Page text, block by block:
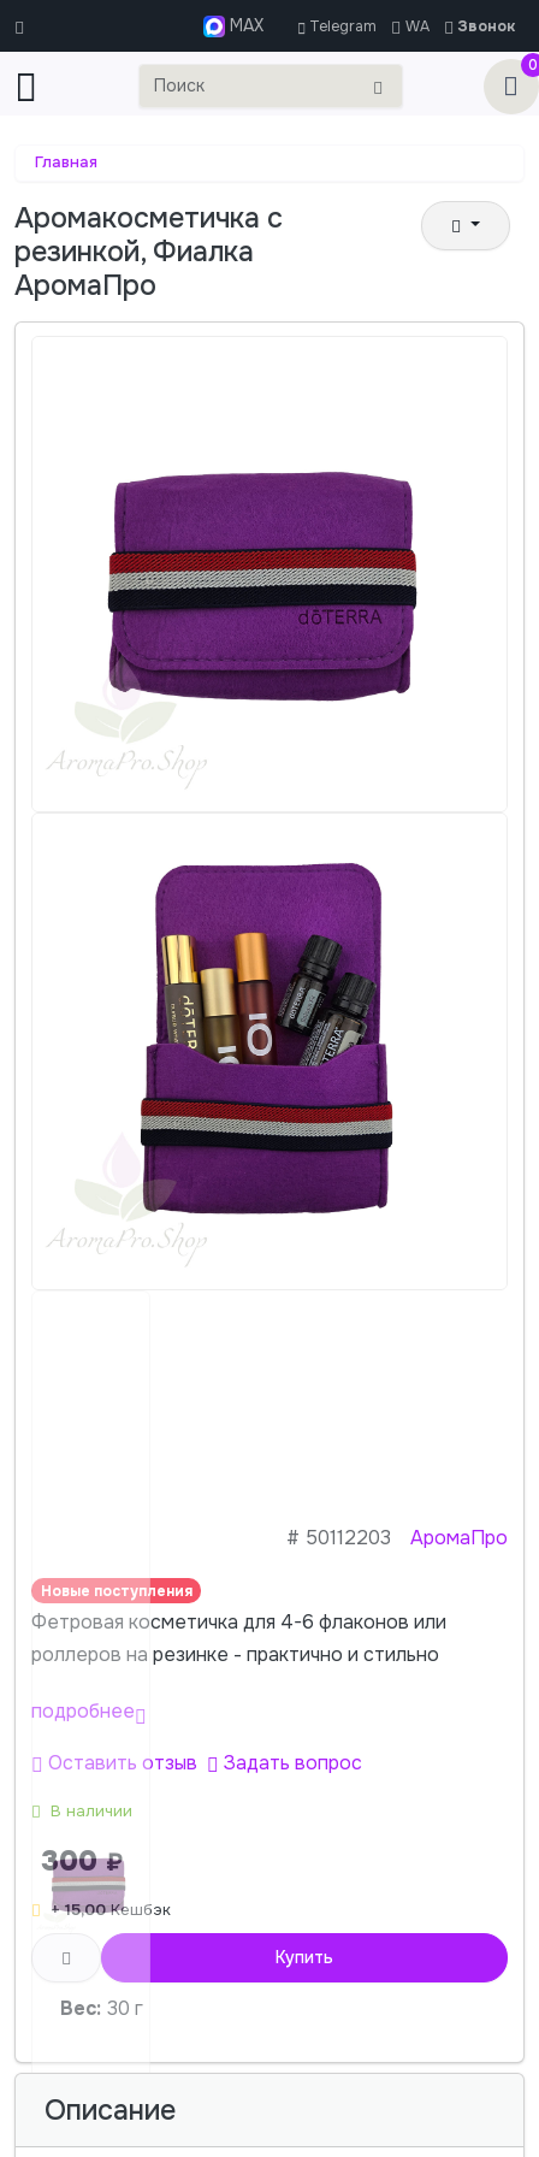
MAX Telegram WA
Звонок
0
Главная
Аромакосметичка с
резинкой, Фиалка
АромаПро
# 50112203 АромаПро
Новые поступления
Фетровая косметичка для 4-6 флаконов или
роллеров на резинке - практично и стильно
подробнее
Оставить отзыв Задать вопрос
В наличии
300 ₽
+ 15,00Кешбэк
Купить
Вес: 30 г
Описание